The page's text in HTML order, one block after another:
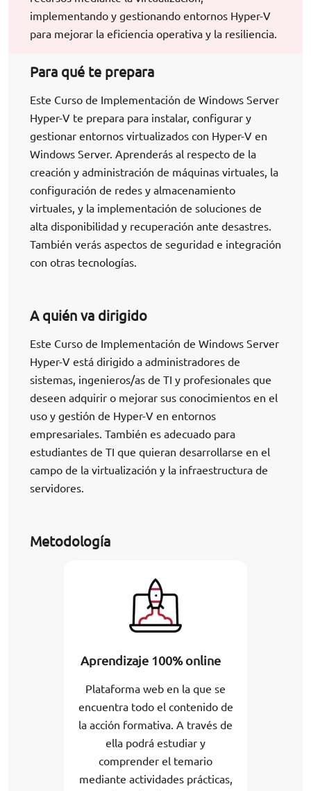
implementando y gestionando entornos Hyper-V
para mejorar la eficiencia operativa y la resiliencia.
Para qué te prepara
Este Curso de Implementación de Windows Server
Hyper-V te prepara para instalar, configurar y
gestionar entornos virtualizados con Hyper-V en
Windows Server. Aprenderás al respecto de la
creación y administración de máquinas virtuales, la
configuración de redes y almacenamiento
virtuales, y la implementación de soluciones de
alta disponibilidad y recuperación ante desastres.
También verás aspectos de seguridad e integración
con otras tecnologías.
A quién va dirigido
Este Curso de Implementación de Windows Server
Hyper-V está dirigido a administradores de
sistemas, ingenieros/as de TI y profesionales que
deseen adquirir o mejorar sus conocimientos en el
uso y gestión de Hyper-V en entornos
empresariales. También es adecuado para
estudiantes de TI que quieran desarrollarse en el
campo de la virtualización y la infraestructura de
servidores.
Metodología
Aprendizaje 100% online
Plataforma web en la que se
encuentra todo el contenido de
la acción formativa. A través de
ella podrá estudiar y
comprender el temario
mediante actividades prácticas,